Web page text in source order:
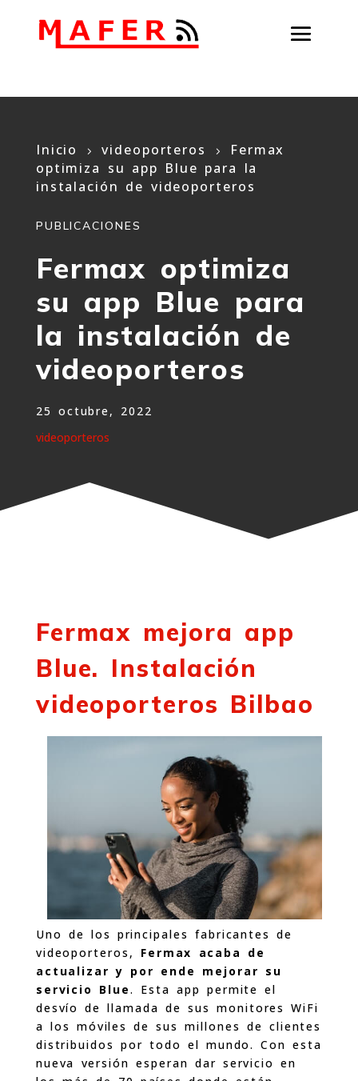
Inicio 5 videoporteros 5
Fermax
optimiza su app Blue para la
instalación de videoporteros
PUBLICACIONES
Fermax optimiza
su app Blue para
la instalación de
videoporteros
25 octubre, 2022
videoporteros
Fermax mejora app
Blue. Instalación
videoporteros Bilbao
Uno de los principales fabricantes de
videoporteros, Fermax acaba de
actualizar y por ende mejorar su
servicio Blue. Esta app permite el
desvío de llamada de sus monitores WiFi
a los móviles de sus millones de clientes
distribuidos por todo el mundo. Con esta
nueva versión esperan dar servicio en